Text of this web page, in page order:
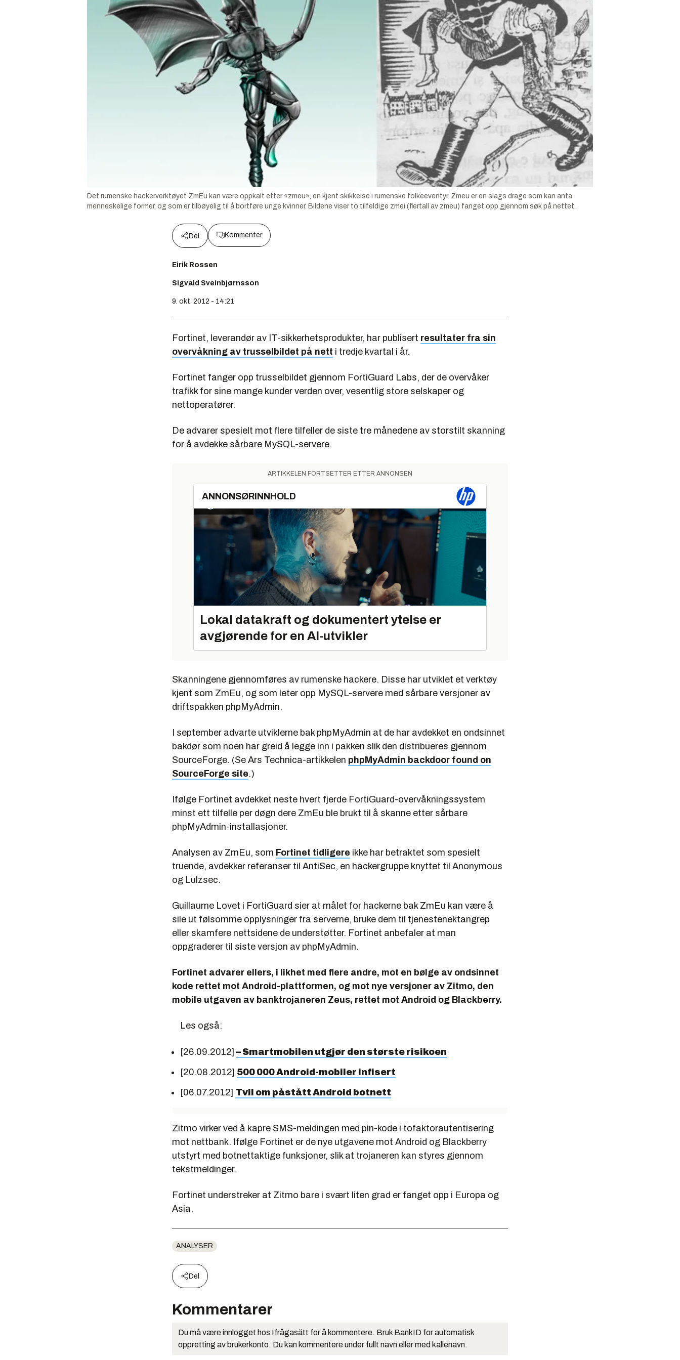
Det rumenske hackerverktøyet ZmEu kan være oppkalt etter «zmeu», en kjent skikkelse i rumenske folkeeventyr. Zmeu er en slags drage som kan anta
menneskelige former, og som er tilbøyelig til å bortføre unge kvinner. Bildene viser to tilfeldige zmei (flertall av zmeu) fanget opp gjennom søk på nettet.
Del Kommenter
Eirik Rossen
Sigvald Sveinbjørnsson
9. okt. 2012 - 14:21
Fortinet, leverandør av IT-sikkerhetsprodukter, har publisert resultater fra sin
overvåkning av trusselbildet på nett i tredje kvartal i år.
Fortinet fanger opp trusselbildet gjennom FortiGuard Labs, der de overvåker
trafikk for sine mange kunder verden over, vesentlig store selskaper og
nettoperatører.
De advarer spesielt mot flere tilfeller de siste tre månedene av storstilt skanning
for å avdekke sårbare MySQL-servere.
ARTIKKELEN FORTSETTER ETTER ANNONSEN
ANNONSØRINNHOLD
Lokal datakraft og dokumentert ytelse er
avgjørende for en AI-utvikler
Skanningene gjennomføres av rumenske hackere. Disse har utviklet et verktøy
kjent som ZmEu, og som leter opp MySQL-servere med sårbare versjoner av
driftspakken phpMyAdmin.
I september advarte utviklerne bak phpMyAdmin at de har avdekket en ondsinnet
bakdør som noen har greid å legge inn i pakken slik den distribueres gjennom
SourceForge. (Se Ars Technica-artikkelen phpMyAdmin backdoor found on
SourceForge site.)
Ifølge Fortinet avdekket neste hvert fjerde FortiGuard-overvåkningssystem
minst ett tilfelle per døgn dere ZmEu ble brukt til å skanne etter sårbare
phpMyAdmin-installasjoner.
Analysen av ZmEu, som Fortinet tidligere ikke har betraktet som spesielt
truende, avdekker referanser til AntiSec, en hackergruppe knyttet til Anonymous
og Lulzsec.
Guillaume Lovet i FortiGuard sier at målet for hackerne bak ZmEu kan være å
sile ut følsomme opplysninger fra serverne, bruke dem til tjenestenektangrep
eller skamfere nettsidene de understøtter. Fortinet anbefaler at man
oppgraderer til siste versjon av phpMyAdmin.
Fortinet advarer ellers, i likhet med flere andre, mot en bølge av ondsinnet
kode rettet mot Android-plattformen, og mot nye versjoner av Zitmo, den
mobile utgaven av banktrojaneren Zeus, rettet mot Android og Blackberry.
Les også:
[26.09.2012] – Smartmobilen utgjør den største risikoen
[20.08.2012] 500 000 Android-mobiler infisert
[06.07.2012] Tvil om påstått Android botnett
Zitmo virker ved å kapre SMS-meldingen med pin-kode i tofaktorautentisering
mot nettbank. Ifølge Fortinet er de nye utgavene mot Android og Blackberry
utstyrt med botnettaktige funksjoner, slik at trojaneren kan styres gjennom
tekstmeldinger.
Fortinet understreker at Zitmo bare i svært liten grad er fanget opp i Europa og
Asia.
ANALYSER
Del
Kommentarer
Du må være innlogget hos Ifrågasätt for å kommentere. Bruk BankID for automatisk
oppretting av brukerkonto. Du kan kommentere under fullt navn eller med kallenavn.